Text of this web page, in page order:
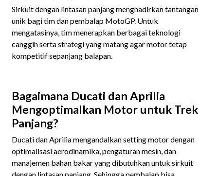
Sirkuit dengan lintasan panjang menghadirkan tantangan
unik bagi tim dan pembalap MotoGP. Untuk
mengatasinya, tim menerapkan berbagai teknologi
canggih serta strategi yang matang agar motor tetap
kompetitif sepanjang balapan.
Bagaimana Ducati dan Aprilia
Mengoptimalkan Motor untuk Trek
Panjang?
Ducati dan Aprilia mengandalkan setting motor dengan
optimalisasi aerodinamika, pengaturan mesin, dan
manajemen bahan bakar yang dibutuhkan untuk sirkuit
dengan lintasan panjang. Sehingga pembalap bisa